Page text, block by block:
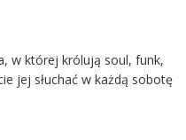
w której królują soul, funk,
jej słuchać w każdą sobotę